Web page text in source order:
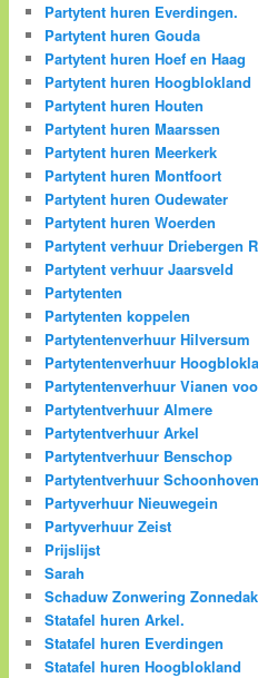
Partytent huren Everdingen.
Partytent huren Gouda
Partytent huren Hoef en Haag
Partytent huren Hoogblokland
Partytent huren Houten
Partytent huren Maarssen
Partytent huren Meerkerk
Partytent huren Montfoort
Partytent huren Oudewater
Partytent huren Woerden
Partytent verhuur Driebergen
Partytent verhuur Jaarsveld
Partytenten
Partytenten koppelen
Partytentenverhuur Hilversum
Partytentenverhuur
Partytentenverhuur Vianen
Partytentverhuur Almere
Partytentverhuur Arkel
Partytentverhuur Benschop
Partytentverhuur Schoonhoven
Partyverhuur Nieuwegein
Partyverhuur Zeist
Prijslijst
Sarah
Schaduw Zonwering
Statafel huren Arkel.
Statafel huren Everdingen
Statafel huren Hoogblokland